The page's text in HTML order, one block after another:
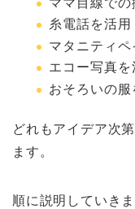
糸電話を活用
マタニティペ
エコー写真を
おそろいの服
どれもアイデア次
ます。
順に説明していきま